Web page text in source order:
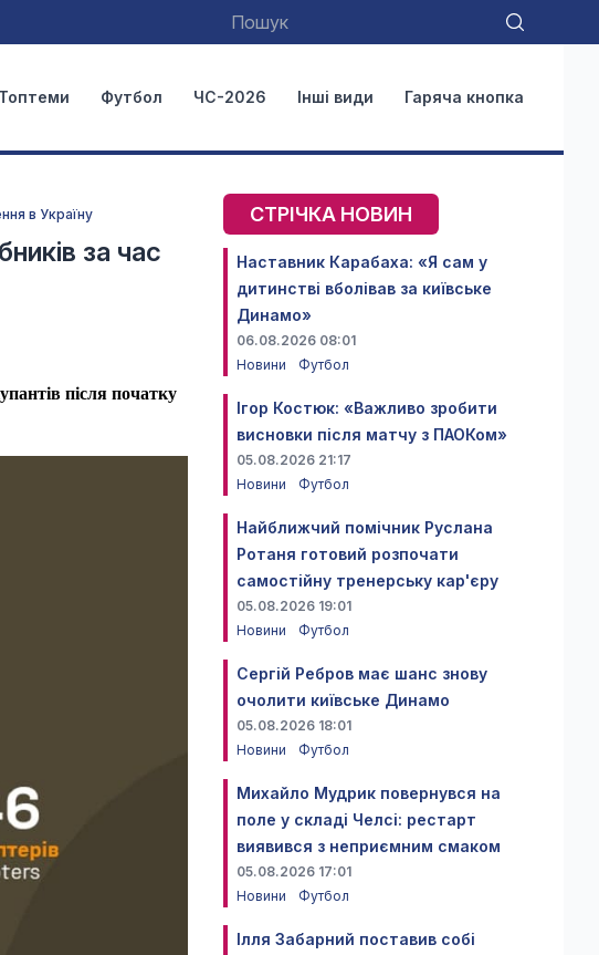
Топтеми Футбол ЧС-2026 Інші види Гаряча кнопка
в Україну
за час
після початку
СТРІЧКА НОВИН
Наставник Карабаха: «Я сам у
дитинстві вболівав за київське
Динамо»
06.08.2026 08:01
Новини
Футбол
Ігор Костюк: «Важливо зробити
висновки після матчу з ПАОКом»
05.08.2026 21:17
Новини
Футбол
Найближчий помічник Руслана
Ротаня готовий розпочати
самостійну тренерську кар'єру
05.08.2026 19:01
Новини
Футбол
Сергій Ребров має шанс знову
очолити київське Динамо
05.08.2026 18:01
Новини
Футбол
Михайло Мудрик повернувся на
поле у складі Челсі: рестарт
виявився з неприємним смаком
05.08.2026 17:01
Новини
Футбол
Ілля Забарний поставив собі